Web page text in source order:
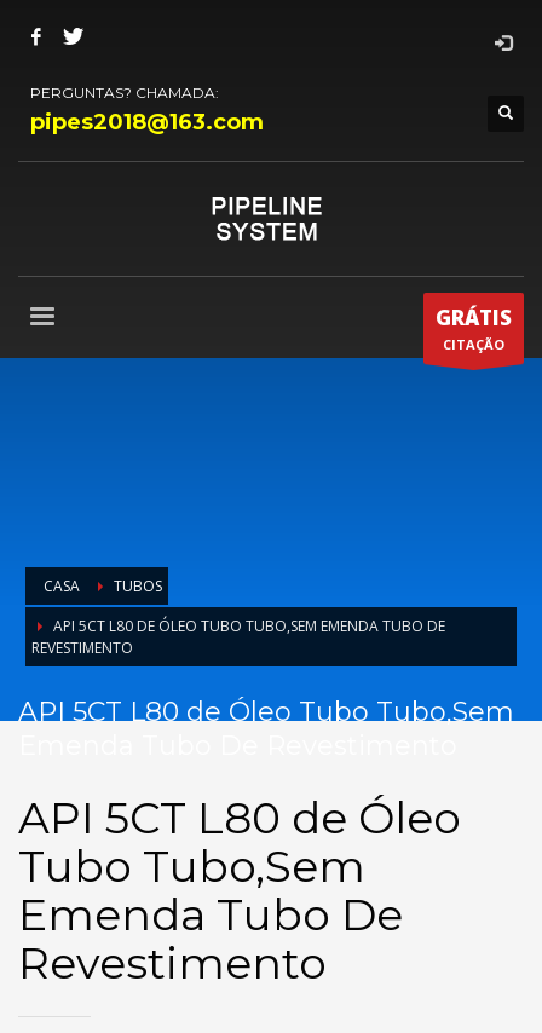
PERGUNTAS? CHAMADA:
pipes2018@163.com
GRÁTIS
CITAÇÃO
CASA
TUBOS
API 5CT L80 DE ÓLEO TUBO TUBO,SEM EMENDA TUBO DE
REVESTIMENTO
API 5CT L80 de Óleo Tubo Tubo,Sem
API 5CT L80 de Óleo
Tubo Tubo,Sem
Emenda Tubo De
Revestimento